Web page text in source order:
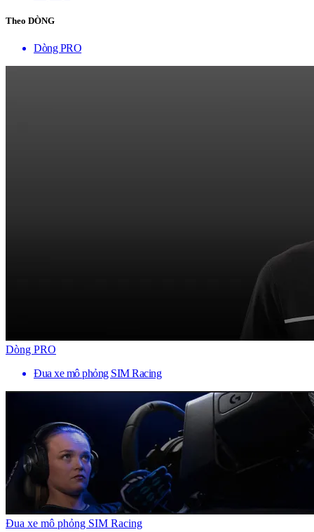
Theo DÒNG
Dòng PRO
Dòng PRO
Đua xe mô phỏng SIM Racing
Đua xe mô phỏng SIM Racing